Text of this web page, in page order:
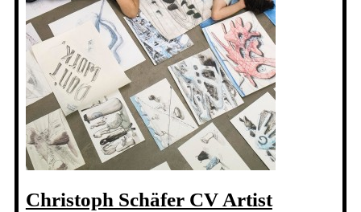
Christoph Schäfer CV Artist